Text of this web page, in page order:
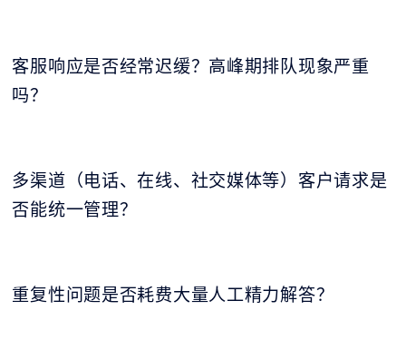
客服响应是否经常迟缓？高峰期排队现象严重
吗？
多渠道（电话、在线、社交媒体等）客户请求是
否能统一管理？
重复性问题是否耗费大量人工精力解答？